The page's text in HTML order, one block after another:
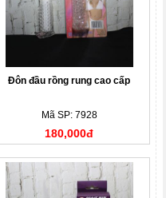
Đôn đầu rồng rung cao cấp
Mã SP: 7928
180,000đ